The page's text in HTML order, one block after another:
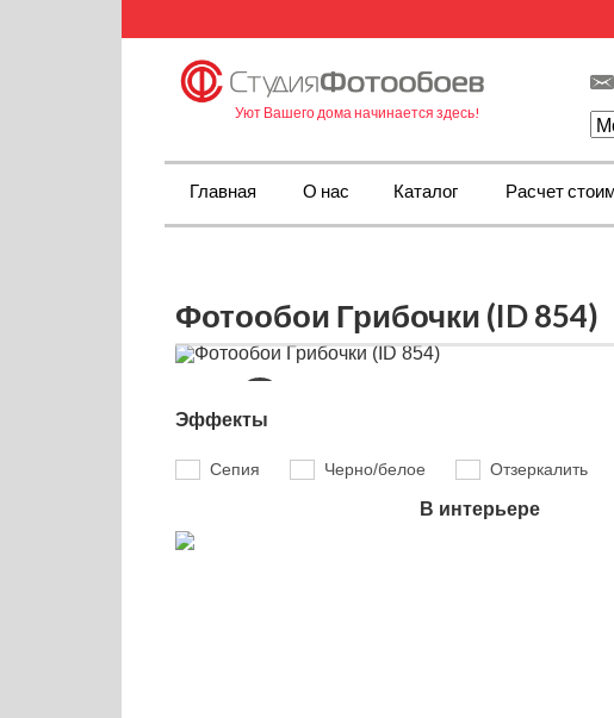
Уют Вашего дома начинается здесь!
Главная О нас Каталог Расчет
Фотообои Грибочки (ID 854)
Эффекты
Сепия Черно/белое Отзеркалить
В интерьере